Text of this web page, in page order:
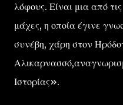
λόφους. Είναι μια από
μάχες, η οποία έγινε
συνέβη, χάρη στον
Ιστορίας».